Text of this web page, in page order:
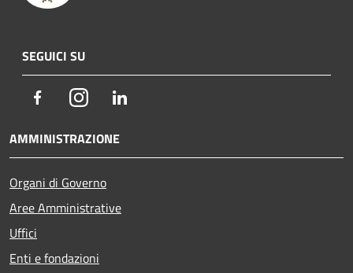
SEGUICI SU
FacebookInstagram
AMMINISTRAZIONE
Organi di Governo
Aree Amministrative
Uffici
Enti e fondazioni